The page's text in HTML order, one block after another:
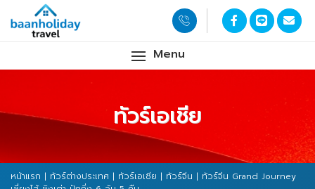
Menu
ทัวร์เอเชีย
หน้าแรก | ทัวร์ต่างประเทศ | ทัวร์เอเชีย | ทัวร์จีน | ทัวร์จีน Grand Journey